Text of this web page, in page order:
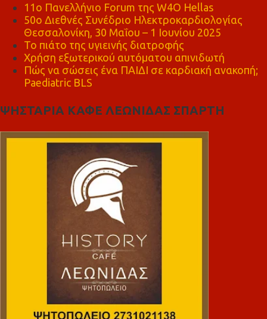
11ο Πανελλήνιο Forum της W4O Hellas
50ο Διεθνές Συνέδριο Ηλεκτροκαρδιολογίας
Θεσσαλονίκη, 30 Μαΐου – 1 Ιουνίου 2025
Το πιάτο της υγιεινής διατροφής
Χρήση εξωτερικού αυτόματου απινιδωτή
Πώς να σώσεις ένα ΠΑΙΔΙ σε καρδιακή ανακοπή;
Paediatric BLS
ΨΗΣΤΑΡΙΑ ΚΑΦΕ ΛΕΩΝΙΔΑΣ ΣΠΑΡΤΗ